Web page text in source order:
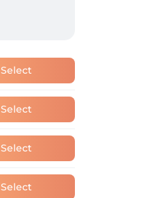
Select
Select
Select
Select